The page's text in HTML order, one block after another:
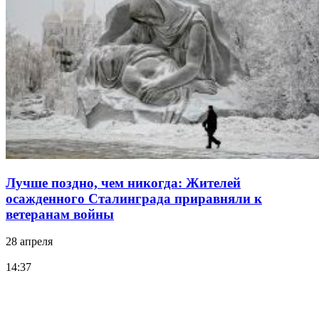
Лучше поздно, чем никогда: Жителей
осажденного Сталинграда приравняли к
ветеранам войны
28 апреля
14:37